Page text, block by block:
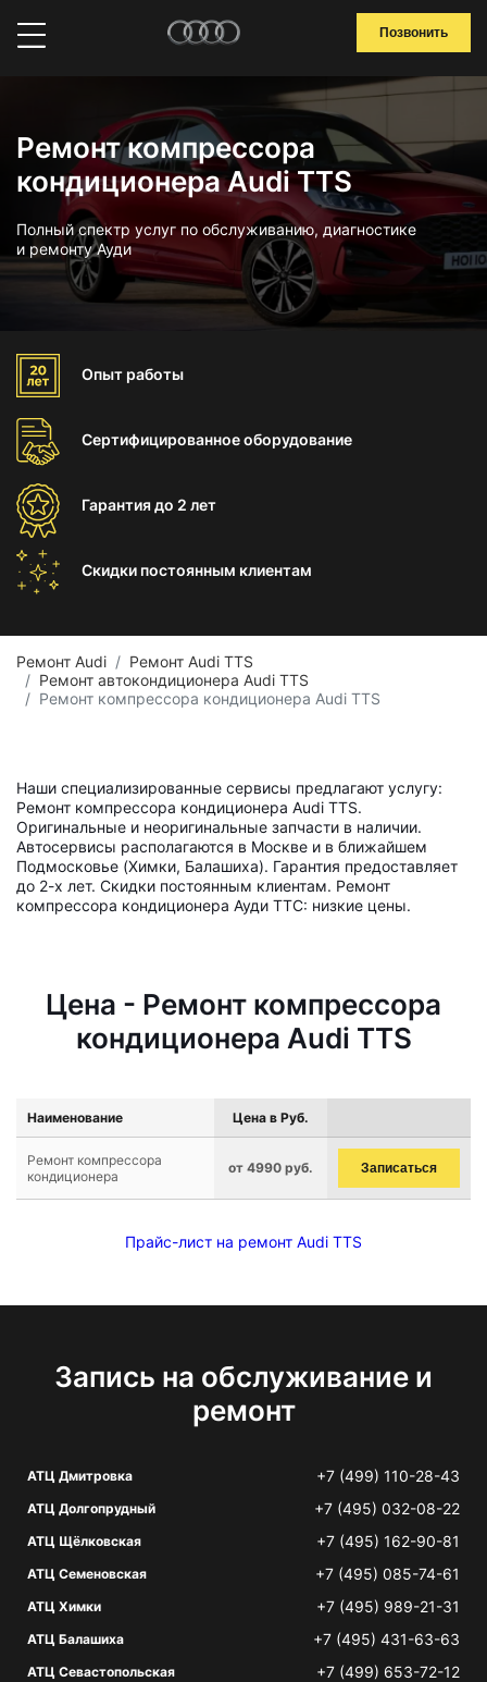
Позвонить
Ремонт компрессора
кондиционера Audi TTS
Полный спектр услуг по обслуживанию, диагностике
и ремонту Ауди
Опыт работы
Сертифицированноеоборудование
Гарантиядо 2 лет
Скидки постоянным клиентам
Ремонт Audi
Ремонт Audi TTS
Ремонт автокондиционера Audi TTS
Ремонт компрессора кондиционера Audi TTS
Наши специализированные сервисы предлагают услугу:
Ремонт компрессора кондиционера Audi TTS.
Оригинальные и неоригинальные запчасти в наличии.
Автосервисы располагаются в Москве и в ближайшем
Подмосковье (Химки, Балашиха). Гарантия предоставляет
до 2-х лет. Скидки постоянным клиентам. Ремонт
компрессора кондиционера Ауди ТТС: низкие цены.
Цена - Ремонт компрессора
кондиционера Audi TTS
Наименование Цена в Руб.
Ремонт компрессора
кондиционера
от 4990 руб. Записаться
Прайс-лист на ремонт Audi TTS
Запись на обслуживание и
ремонт
АТЦ Дмитровка +7 (499) 110-28-43
АТЦ Долгопрудный +7 (495) 032-08-22
АТЦ Щёлковская +7 (495) 162-90-81
АТЦ Семеновская +7 (495) 085-74-61
АТЦ Химки +7 (495) 989-21-31
АТЦ Балашиха +7 (495) 431-63-63
АТЦ Севастопольская +7 (499) 653-72-12